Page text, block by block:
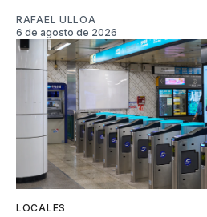
RAFAEL ULLOA
6 de agosto de 2026
LOCALES